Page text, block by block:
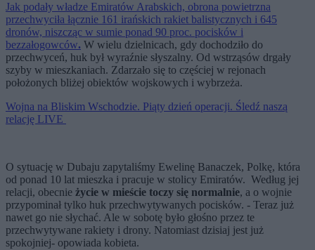
Jak podały władze Emiratów Arabskich, obrona powietrzna
przechwyciła łącznie 161 irańskich rakiet balistycznych i 645
dronów, niszcząc w sumie ponad 90 proc. pocisków i
bezzałogowców. W wielu dzielnicach, gdy dochodziło do
przechwyceń, huk był wyraźnie słyszalny. Od wstrząsów drgały
szyby w mieszkaniach. Zdarzało się to częściej w rejonach
położonych bliżej obiektów wojskowych i wybrzeża.
Wojna na Bliskim Wschodzie. Piąty dzień operacji. Śledź naszą
relację LIVE
O sytuację w Dubaju zapytaliśmy Ewelinę Banaczek, Polkę, która
od ponad 10 lat mieszka i pracuje w stolicy Emiratów. Według jej
relacji, obecnie życie w mieście toczy się normalnie, a o wojnie
przypominał tylko huk przechwytywanych pocisków. - Teraz już
nawet go nie słychać. Ale w sobotę było głośno przez te
przechwytywane rakiety i drony. Natomiast dzisiaj jest już
spokojniej- opowiada kobieta.